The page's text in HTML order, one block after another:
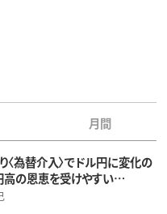
月間
〈為替介入〉でドル円に変化の
高の恩恵を受けやすい…